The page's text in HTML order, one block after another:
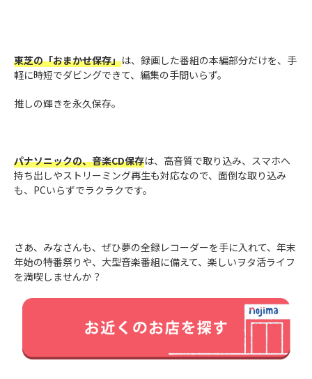
東芝の「おまかせ保存」は、録画した番組の本編部分だけを、手
軽に時短でダビングできて、編集の手間いらず。
推しの輝きを永久保存。
パナソニックの、音楽CD保存は、高音質で取り込み、スマホへ
持ち出しやストリーミング再生も対応なので、面倒な取り込み
も、PCいらずでラクラクです。
さあ、みなさんも、ぜひ夢の全録レコーダーを手に入れて、年末
年始の特番祭りや、大型音楽番組に備えて、楽しいヲタ活ライフ
を満喫しませんか？